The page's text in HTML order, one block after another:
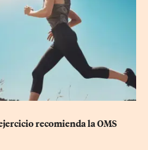
recomienda la OMS